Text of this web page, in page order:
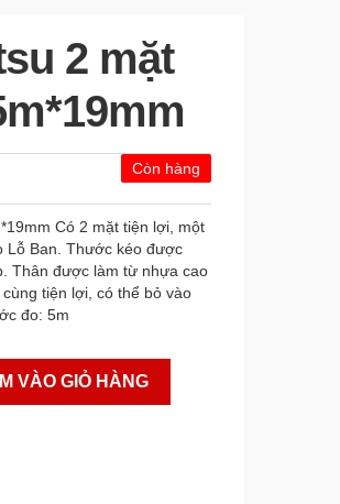
2 mặt
Còn hàng
Có 2 mặt tiện lợi, một
Lỗ Ban. Thước kéo được
Thân được làm từ nhựa cao
tiện lợi, có thể bỏ vào
đo: 5m
VÀO GIỎ HÀNG